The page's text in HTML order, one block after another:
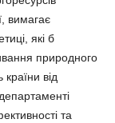
вимагає
які б
природного
від
та